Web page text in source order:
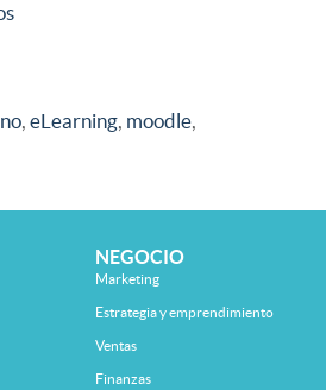
,eLearning, moodle,
NEGOCIO
Marketing
Estrategia y emprendimiento
Ventas
Finanzas